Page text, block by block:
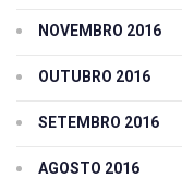
NOVEMBRO 2016
OUTUBRO 2016
SETEMBRO 2016
AGOSTO 2016